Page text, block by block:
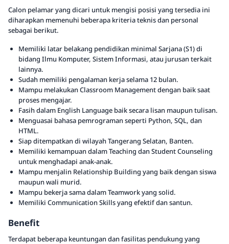
Calon pelamar yang dicari untuk mengisi posisi yang tersedia ini
diharapkan memenuhi beberapa kriteria teknis dan personal
sebagai berikut.
Memiliki latar belakang pendidikan minimal Sarjana (S1) di
bidang Ilmu Komputer, Sistem Informasi, atau jurusan terkait
lainnya.
Sudah memiliki pengalaman kerja selama 12 bulan.
Mampu melakukan Classroom Management dengan baik saat
proses mengajar.
Fasih dalam English Language baik secara lisan maupun tulisan.
Menguasai bahasa pemrograman seperti Python, SQL, dan
HTML.
Siap ditempatkan di wilayah Tangerang Selatan, Banten.
Memiliki kemampuan dalam Teaching dan Student Counseling
untuk menghadapi anak-anak.
Mampu menjalin Relationship Building yang baik dengan siswa
maupun wali murid.
Mampu bekerja sama dalam Teamwork yang solid.
Memiliki Communication Skills yang efektif dan santun.
Benefit
Terdapat beberapa keuntungan dan fasilitas pendukung yang